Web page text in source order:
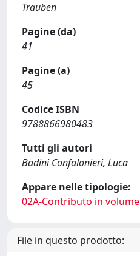
Trauben
Pagine (da)
41
Pagine (a)
45
Codice ISBN
9788866980483
Tutti gli autori
Badini Confalonieri, Luca
Appare nelle tipologie:
02A-Contributo in volume
File in questo prodotto: